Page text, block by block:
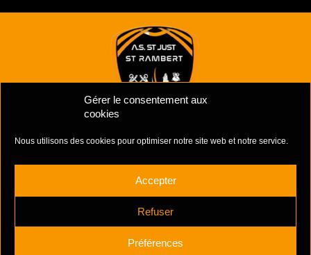
Gérer le consentement aux
cookies
Nous utilisons des cookies pour optimiser notre site web et notre service.
Accepter
Refuser
Préférences
Mentions Légales –
Complexe Sportif Des Unchats,
+33 6 81 39 51 90
contactasjr@gmail.com